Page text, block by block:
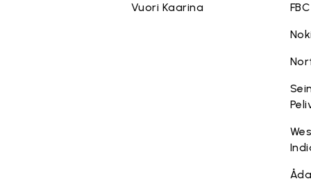
Vuori Kaarina